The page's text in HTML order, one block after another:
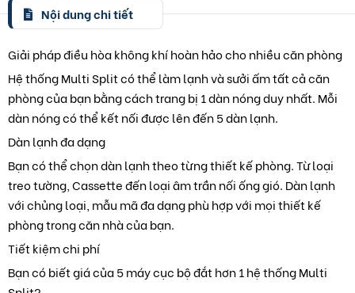
Nội dung chi tiết
Giải pháp điều hòa không khí hoàn hảo cho nhiều căn phòng
Hệ thống Multi Split có thể làm lạnh và sưởi ấm tất cả căn
phòng của bạn bằng cách trang bị 1 dàn nóng duy nhất. Mỗi
dàn nóng có thể kết nối được lên đến 5 dàn lạnh.
Dàn lạnh đa dạng
Bạn có thể chọn dàn lạnh theo từng thiết kế phòng. Từ loại
treo tường, Cassette đến loại âm trần nối ống gió. Dàn lạnh
với chủng loại, mẫu mã đa dạng phù hợp với mọi thiết kế
phòng trong căn nhà của bạn.
Tiết kiệm chi phí
Bạn có biết giá của 5 máy cục bộ đắt hơn 1 hệ thống Multi